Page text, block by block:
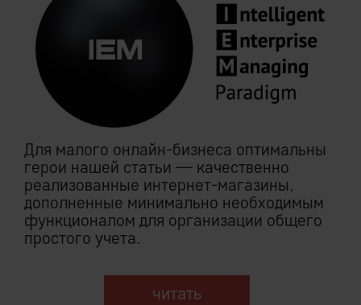
Для малого онлайн-бизнеса оптимальны
герои нашей статьи — качественно
реализованные интернет-магазины,
дополненные минимально необходимым
функционалом для организации общего
простого учета.
читать